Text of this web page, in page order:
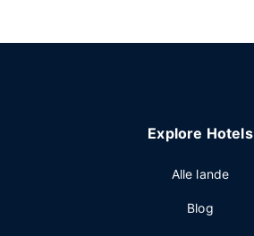
Explore Hotels
Alle lande
Blog